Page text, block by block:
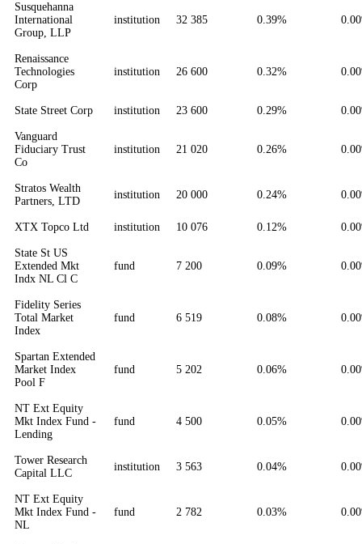
Susquehanna
International
Group, LLP
institution 32 385 0.39%
Renaissance
Technologies
Corp
institution 26 600 0.32%
State Street Corp institution 23 600 0.29%
Vanguard
Fiduciary Trust
Co
institution 21 020 0.26%
Stratos Wealth
Partners, LTD
institution 20 000 0.24%
XTX Topco Ltd institution 10 076 0.12%
State St US
Extended Mkt
Indx NL Cl C
fund 7 200 0.09%
Fidelity Series
Total Market
Index
fund 6 519 0.08%
Spartan Extended
Market Index
Pool F
fund 5 202 0.06%
NT Ext Equity
Mkt Index Fund -
Lending
fund 4 500 0.05%
Tower Research
Capital LLC
institution 3 563 0.04%
NT Ext Equity
Mkt Index Fund -
NL
fund 2 782 0.03%